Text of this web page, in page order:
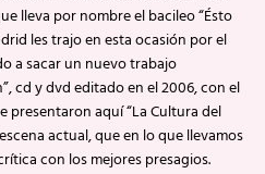
lleva por nombre el bacileo “Ésto
les trajo en esta ocasión por el
a sacar un nuevo trabajo
cd y dvd editado en el 2006, con el
presentaron aquí “La Cultura del
actual, que en lo que llevamos
con los mejores presagios.